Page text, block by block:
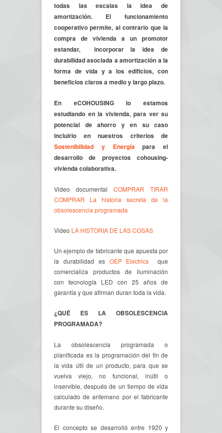
todas las escalas la idea de
amortización. El funcionamiento
cooperativo permite, al contrario que la
compra de vivienda a un promotor
estandar, incorporar la idea de
durabilidad asociada a amortización a la
forma de vida y a los edificios, con
beneficios claros a medio y largo plazo.
En eCOHOUSING lo estamos
estudiando en la vivienda, para ver su
potencial de ahorro y en su caso
incluirlo en nuestros criterios de
Sostenibilidad y Energíapara el
desarrollo de proyectos cohousing-
vivienda colaborativa.
Video documental COMPRAR TIRAR
COMPRAR La historia secreta de la
obsolescencia programada
Video LA HISTORIA DE LAS COSAS
Un ejemplo de fabricante que apuesta por
la durabilidad es OEP Electrics
que
comercializa productos de iluminación
con tecnología LED con 25 años de
garantía y que afirman duran toda la vida.
¿QUÉ ES LA OBSOLESCENCIA
PROGRAMADA?
La obsolescencia programada o
planificada es la programación del fin de
la vida útil de un producto, para que se
vuelva viejo, no funcional, inútil o
inservible, después de un tiempo de vida
calculado de antemano por el fabricante
durante su diseño.
El concepto se desarrolló entre 1920 y